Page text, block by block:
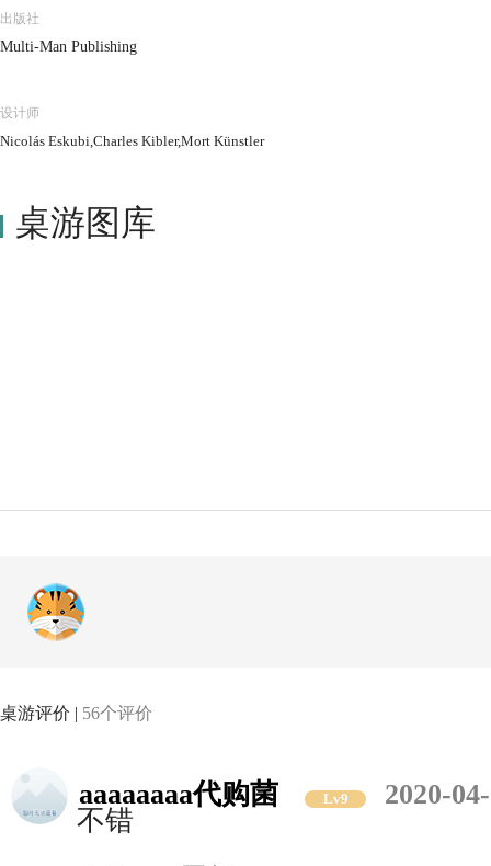
出版社
Multi-Man Publishing
设计师
Nicolás Eskubi,Charles Kibler,Mort Künstler
桌游图库
桌游评价 | 56个评价
aaaaaaaa代购菌 Lv9
2020-
不错